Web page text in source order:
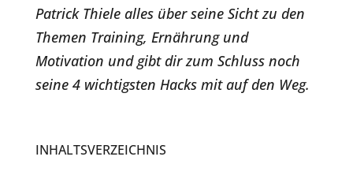
Patrick Thiele alles über seine Sicht zu den
Themen Training, Ernährung und
Motivation und gibt dir zum Schluss noch
seine 4 wichtigsten Hacks mit auf den Weg.
INHALTSVERZEICHNIS